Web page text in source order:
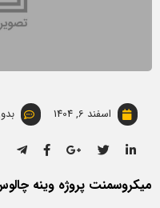
اسفند 6, 1404
میکروسمنت پروژه وینه